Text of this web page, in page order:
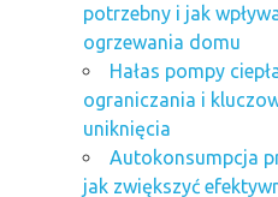
potrzebny i jak
ogrzewania domu
Hałas pompy
ograniczania i
uniknięcia
Autokonsumpcja
jak zwiększyć